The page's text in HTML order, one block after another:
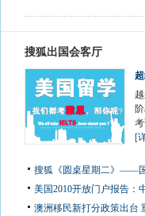
搜狐出国会客厅
[
搜狐《圆桌星期二》——
美国2010开放门户报告：
澳洲移民新打分政策出台